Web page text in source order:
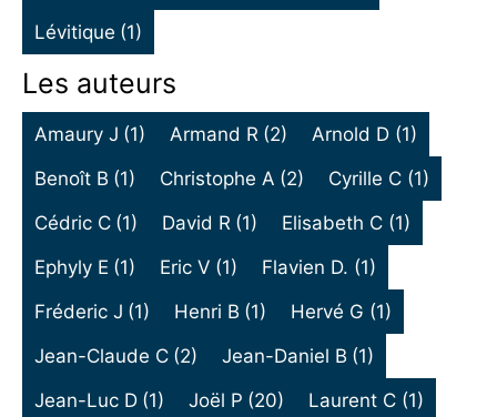
Lévitique (1)
Les auteurs
Amaury J (1) Armand R (2) Arnold D (1)
Benoît B (1) Christophe A (2) Cyrille C (1)
Cédric C (1) David R (1) Elisabeth C (1)
Ephyly E (1) Eric V (1) Flavien D. (1)
Fréderic J (1) Henri B (1) Hervé G (1)
Jean-Claude C (2) Jean-Daniel B (1)
Jean-Luc D (1) Joël P (20) Laurent C (1)